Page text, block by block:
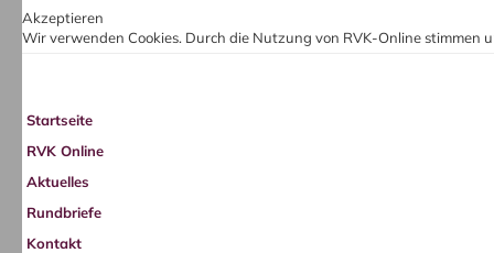
Akzeptieren
Wir verwenden Cookies. Durch die Nutzung von RVK-Online stimmen
Startseite
RVK Online
Aktuelles
Rundbriefe
Kontakt